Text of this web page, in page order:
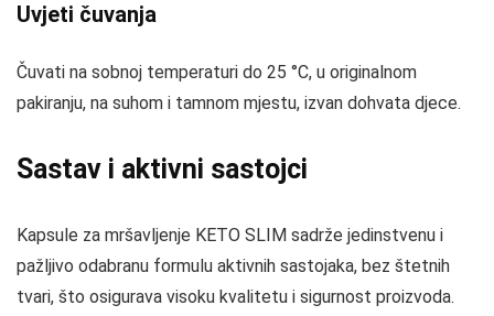
Uvjeti čuvanja
Čuvati na sobnoj temperaturi do 25 °C, u originalnom
pakiranju, na suhom i tamnom mjestu, izvan dohvata djece.
Sastav i aktivni sastojci
Kapsule za mršavljenje KETO SLIM sadrže jedinstvenu i
pažljivo odabranu formulu aktivnih sastojaka, bez štetnih
tvari, što osigurava visoku kvalitetu i sigurnost proizvoda.